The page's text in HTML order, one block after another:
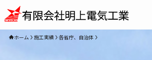
ホーム 施工実績 各省庁、自治体